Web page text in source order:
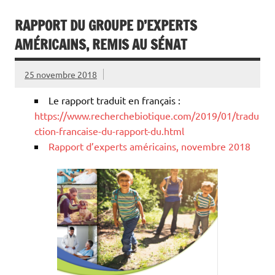
RAPPORT DU GROUPE D’EXPERTS
AMÉRICAINS, REMIS AU SÉNAT
25 novembre 2018
Le rapport traduit en français :
https://www.recherchebiotique.com/2019/01/tradu
ction-francaise-du-rapport-du.html
Rapport d’experts américains, novembre 2018